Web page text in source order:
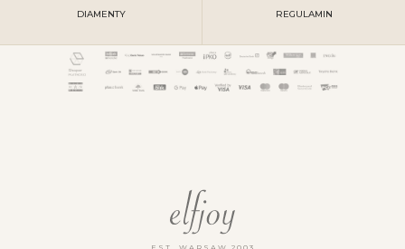
DIAMENTY
REGULAMIN
EST. WARSAW 2003